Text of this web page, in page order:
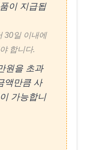
이 지급됩
30일 이내에
합니다.
원을 초과
액만큼 사
가능합니